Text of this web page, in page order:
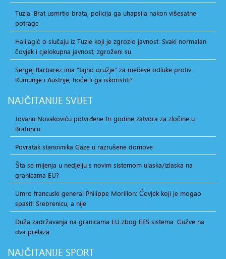
Tuzla: Brat usmrtio brata, policija ga uhapsila nakon višesatne
potrage
Halilagić o slučaju iz Tuzle koji je zgrozio javnost: Svaki normalan
čovjek i cjelokupna javnost, zgroženi su
Sergej Barbarez ima "tajno oružje" za mečeve odluke protiv
Rumunije i Austrije, hoće li ga iskoristiti?
NAJČITANIJE SVIJET
Jovanu Novakoviću potvrđene tri godine zatvora za zločine u
Bratuncu
Povratak stanovnika Gaze u razrušene domove
Šta se mijenja u nedjelju s novim sistemom ulaska/izlaska na
granicama EU?
Umro francuski general Philippe Morillon: Čovjek koji je mogao
spasiti Srebrenicu, a nije
Duža zadržavanja na granicama EU zbog EES sistema: Gužve na
dva prelaza
NAJČITANIJE SPORT